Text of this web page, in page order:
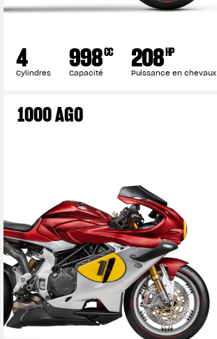
L'équipement du pilote
4
Cylindres 998CC
Capacité 208HP
Puissance en chevaux
1000 AGO